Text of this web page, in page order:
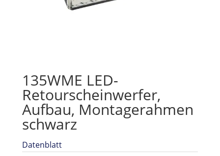
135WME LED-
Retourscheinwerfer,
Aufbau, Montagerahmen
schwarz
Datenblatt